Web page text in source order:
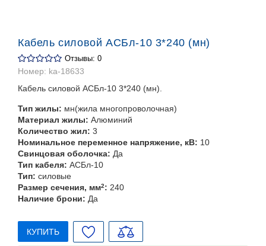
Кабель силовой АСБл-10 3*240 (мн)
Отзывы: 0
Номер: ka-18633
Кабель силовой АСБл-10 3*240 (мн).
Тип жилы: мн(жила многопроволочная)
Материал жилы: Алюминий
Количество жил: 3
Номинальное переменное напряжение, кВ: 10
Свинцовая оболочка: Да
Тип кабеля: АСБл-10
Тип: силовые
Размер сечения, мм2: 240
Наличие брони: Да
КУПИТЬ